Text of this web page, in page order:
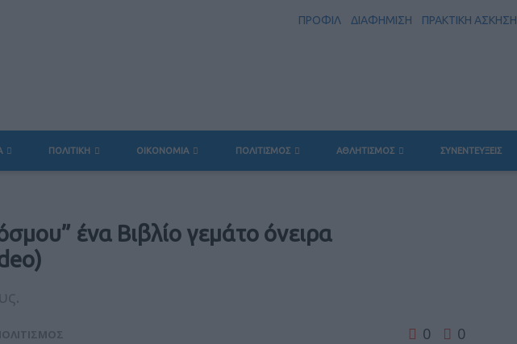
ΠΡΟΦΙΛ ΔΙΑΦΗΜΙΣΗ ΠΡΑΚΤΙΚΗ ΑΣΚΗΣΗ
ΠΟΛΙΤΙΚΗ ΟΙΚΟΝΟΜΙΑ ΠΟΛΙΤΙΣΜΟΣ ΑΘΛΗΤΙΣΜΟΣ ΣΥΝΕΝΤΕΥΞΕΙΣ
ένα Βιβλίο γεμάτο όνειρα
0 0